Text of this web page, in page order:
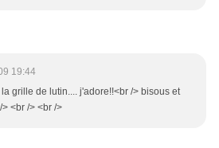
19:44
grille de lutin.... j'adore!!<br /> bisous et
<br /> <br />